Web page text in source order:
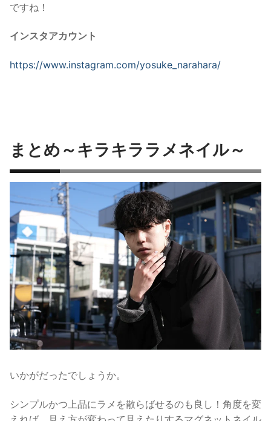
ですね！
インスタアカウント
https://www.instagram.com/yosuke_narahara/
まとめ～キラキララメネイル～
いかがだったでしょうか。
シンプルかつ上品にラメを散らばせるのも良し！ 角度を変